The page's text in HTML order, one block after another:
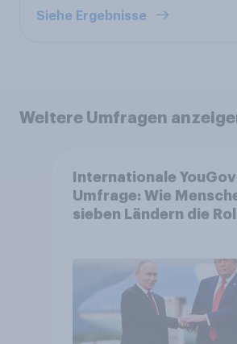
Siehe Ergebnisse
Weitere Umfragen
Internationale
Umfrage: Wie
sieben Ländern die
Bedrohungen und
bewerten